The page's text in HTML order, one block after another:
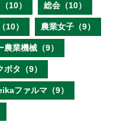
10） 総会（10）
10） 農業女子（9）
業機械（9）
ボタ（9）
ファルマ（9）